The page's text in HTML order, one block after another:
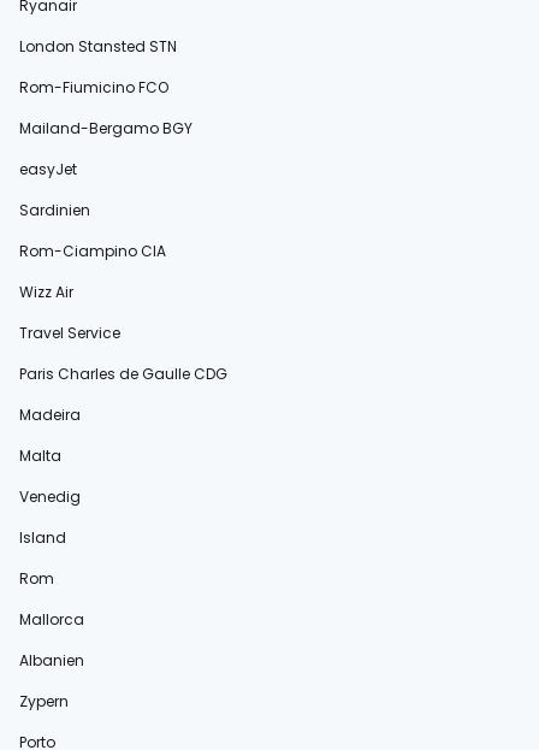
Ryanair
London Stansted STN
Rom-Fiumicino FCO
Mailand-Bergamo BGY
easyJet
Sardinien
Rom-Ciampino CIA
Wizz Air
Travel Service
Paris Charles de Gaulle CDG
Madeira
Malta
Venedig
Island
Rom
Mallorca
Albanien
Zypern
Porto